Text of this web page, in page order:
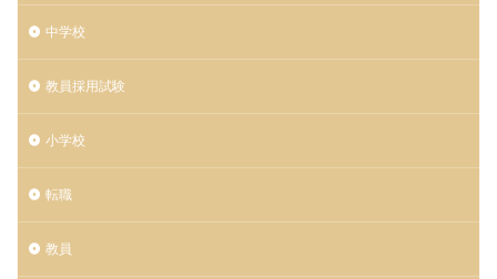
中学校
教員採用試験
小学校
転職
教員